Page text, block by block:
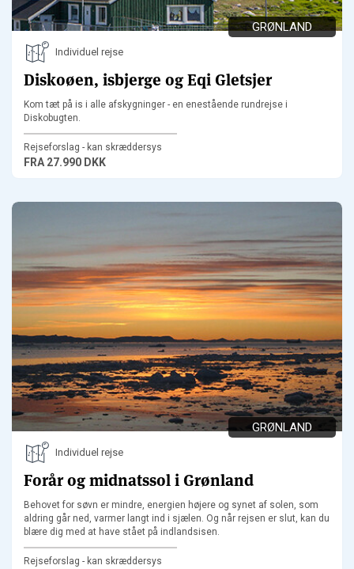
GRØNLAND
Individuel rejse
Diskoøen, isbjerge og Eqi Gletsjer
Kom tæt på is i alle afskygninger - en enestående rundrejse i
Diskobugten.
Rejseforslag - kan skræddersys
FRA 27.990 DKK
GRØNLAND
Individuel rejse
Forår og midnatssol i Grønland
Behovet for søvn er mindre, energien højere og synet af solen, som
aldring går ned, varmer langt ind i sjælen. Og når rejsen er slut, kan du
blære dig med at have stået på indlandsisen.
Rejseforslag - kan skræddersys